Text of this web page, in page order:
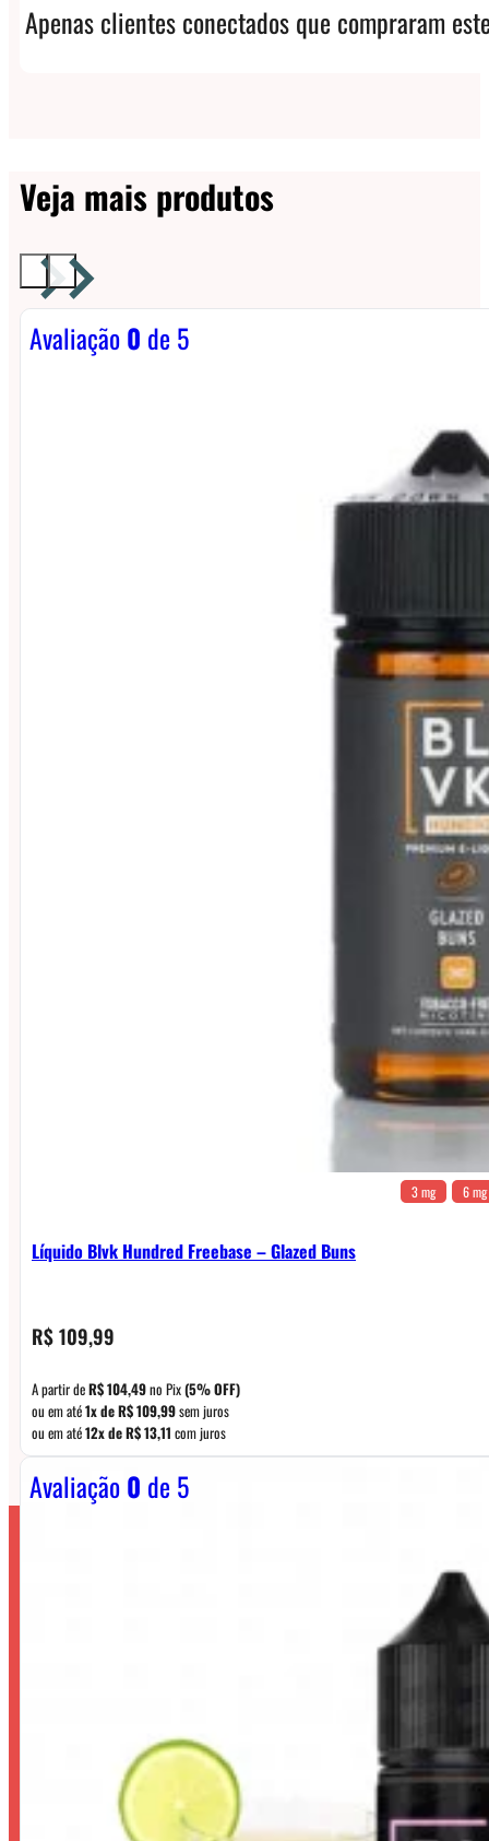
Apenas clientes conectados que compraram
Veja mais produtos
Avaliação0 de 5
3 mg 6 mg
Líquido Blvk Hundred Freebase – Glazed Buns
R$109,99
A partir deR$104,49no Pix(5% OFF)
ou em até1x deR$109,99sem juros
ou em até12x deR$13,11 com juros
Avaliação0 de 5